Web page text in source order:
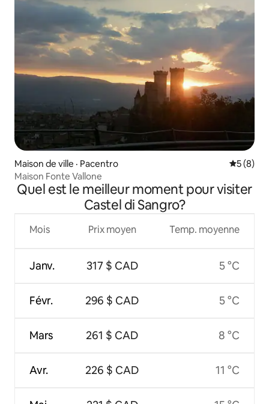
Maison de ville · Pacentro Note
5 (8)
Maison Fonte Vallone
Quel est le meilleur moment pour visiter
Castel di Sangro?
Mois
Janv.
Févr.
Mars
Avr.
Prix moyen
317 $ CAD
296 $ CAD
261 $ CAD
226 $ CAD
Temp. moyenne
5 °C
5 °C
8 °C
11 °C